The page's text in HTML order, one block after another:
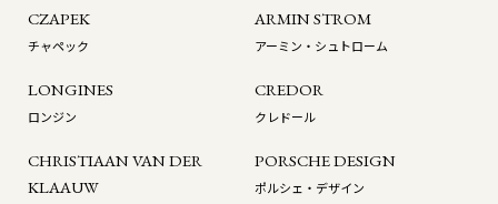
CZAPEK
チャペック
ARMIN STROM
アーミン・シュトローム
LONGINES
ロンジン
CREDOR
クレドール
CHRISTIAAN VAN DER
KLAAUW
PORSCHE DESIGN
ポルシェ・デザイン